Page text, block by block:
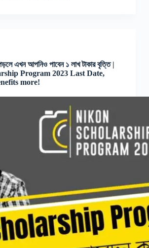
এখন আপনিও পাবেন ১ লাখ টাকার বৃত্তি |
Program 2023 Last Date,
more!